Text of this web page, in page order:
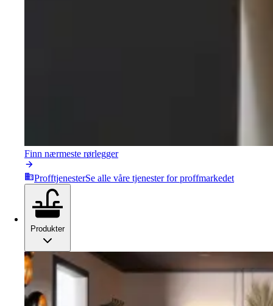
Finn nærmeste rørlegger
ProfftjenesterSe alle våre tjenester for proffmarkedet
Produkter